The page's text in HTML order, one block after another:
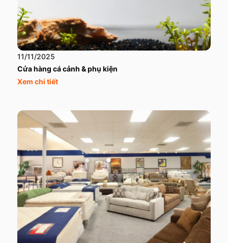
11/11/2025
Cửa hàng cá cảnh & phụ kiện
Xem chi tiết